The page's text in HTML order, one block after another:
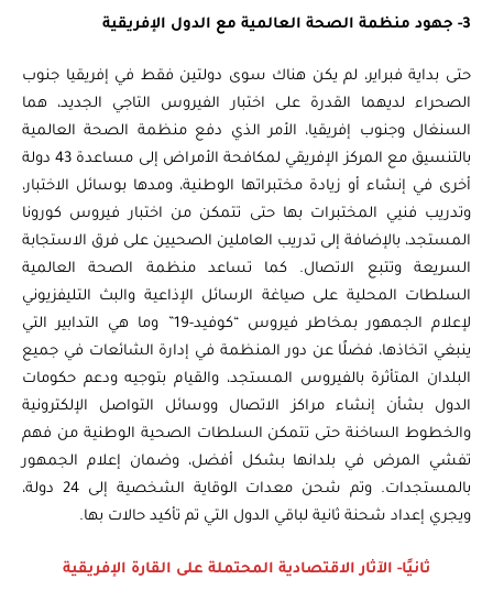
حتى بداية فبراير، لم يكن هناك سوى دولتين فقط في إفريقيا جنوب
الصحراء لديهما القدرة على اختبار الفيروس التاجي الجديد، هما
السنغال وجنوب إفريقيا، الأمر الذي دفع منظمة الصحة العالمية
بالتنسيق مع المركز الإفريقي لمكافحة الأمراض إلى مساعدة 43 دولة
أخرى في إنشاء أو زيادة مختبراتها الوطنية، ومدها بوسائل الاختبار،
وتدريب فنيي المختبرات بها حتى تتمكن من اختبار فيروس كورونا
المستجد، بالإضافة إلى تدريب العاملين الصحيين على فرق الاستجابة
السريعة وتتبع الاتصال. كما تساعد منظمة الصحة العالمية
السلطات المحلية على صياغة الرسائل الإذاعية والبث التليفزيوني
لإعلام الجمهور بمخاطر فيروس “كوفيد-19” وما هي التدابير التي
ينبغي اتخاذها، فضلًا عن دور المنظمة في إدارة الشائعات في جميع
البلدان المتأثرة بالفيروس المستجد، والقيام بتوجيه ودعم حكومات
الدول بشأن إنشاء مراكز الاتصال ووسائل التواصل الإلكترونية
والخطوط الساخنة حتى تتمكن السلطات الصحية الوطنية من فهم
تفشي المرض في بلدانها بشكل أفضل، وضمان إعلام الجمهور
بالمستجدات. وتم شحن معدات الوقاية الشخصية إلى 24 دولة،
ويجري إعداد شحنة ثانية لباقي الدول التي تم تأكيد حالات بها.
ثانيًا- الآثار الاقتصادية المحتملة على القارة الإفريقية